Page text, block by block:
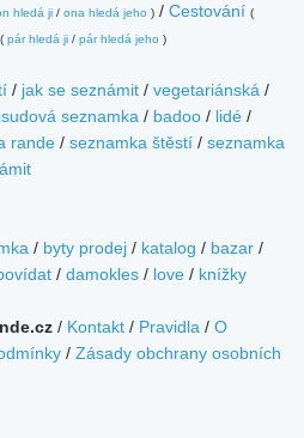
hledá ji / ona hledá jeho ) / Cestování (
( pár hledá ji / pár hledá jeho )
/ jak se seznámit / vegetariánská /
seznamka / badoo / lidé /
rande / seznamka štěstí / seznamka
/ byty prodej / katalog / bazar /
/ damokles / love / knížky
/ Kontakt / Pravidla / O
/ Zásady obchrany osobních